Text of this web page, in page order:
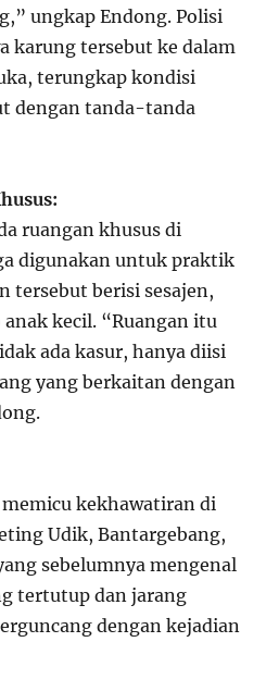
ungkap Endong. Polisi
karung tersebut ke dalam
terungkap kondisi
dengan tanda-tanda
ruangan khusus di
digunakan untuk praktik
tersebut berisi sesajen,
kecil. “Ruangan itu
ada kasur, hanya diisi
yang berkaitan dengan
kekhawatiran di
Udik, Bantargebang,
sebelumnya mengenal
tertutup dan jarang
dengan kejadian